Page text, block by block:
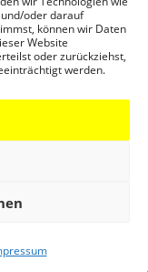
oder darauf
können wir Daten
Website
oder zurückziehst,
werden.
im DAM mit
Rechte ist.